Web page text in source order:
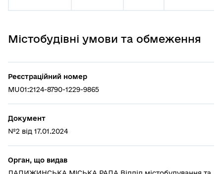
Містобудівні умови та обмеження
Реєстраційний номер
MU01:2124-8790-1229-9865
Документ
№2 від 17.01.2024
Орган, що видав